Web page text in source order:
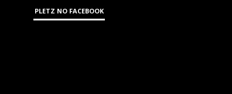
PLETZ NO FACEBOOK